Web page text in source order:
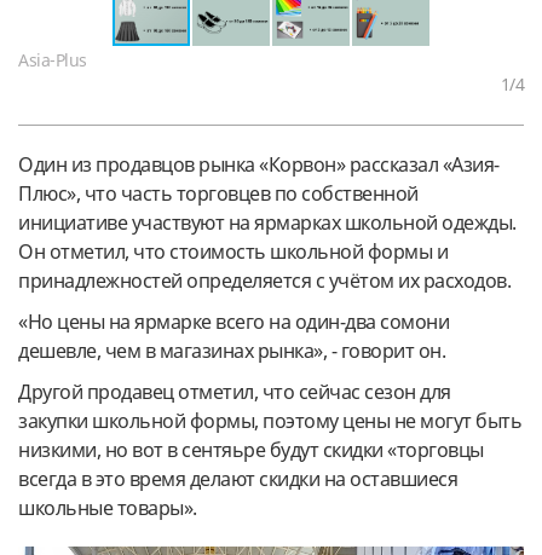
Asia-Plus
1/4
Один из продавцов рынка «Корвон» рассказал «Азия-
Плюс», что часть торговцев по собственной
инициативе участвуют на ярмарках школьной одежды.
Он отметил, что стоимость школьной формы и
принадлежностей определяется с учётом их расходов.
«Но цены на ярмарке всего на один-два сомони
дешевле, чем в магазинах рынка», - говорит он.
Другой продавец отметил, что сейчас сезон для
закупки школьной формы, поэтому цены не могут быть
низкими, но вот в сентяьре будут скидки «торговцы
всегда в это время делают скидки на оставшиеся
школьные товары».